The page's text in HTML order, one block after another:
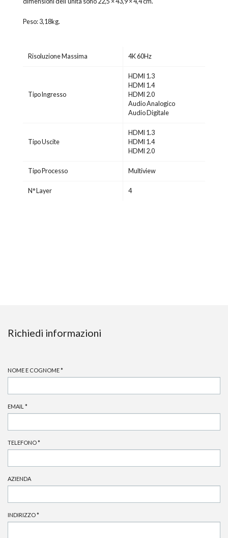
Peso: 3,18kg.
Risoluzione Massima 4K 60Hz
Tipo Ingresso
HDMI 1.3
HDMI 1.4
HDMI 2.0
Audio Analogico
Audio Digitale
Tipo Uscite
HDMI 1.3
HDMI 1.4
HDMI 2.0
Tipo Processo Multiview
N° Layer 4
Richiedi informazioni
NOME E COGNOME*
EMAIL *
TELEFONO*
AZIENDA
INDIRIZZO*